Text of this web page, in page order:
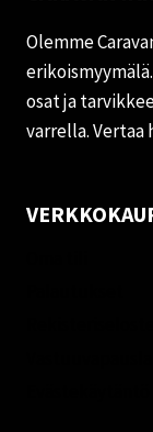
Olemme
osat ja
varrella.